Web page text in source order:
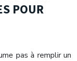
POUR
pas à remplir un